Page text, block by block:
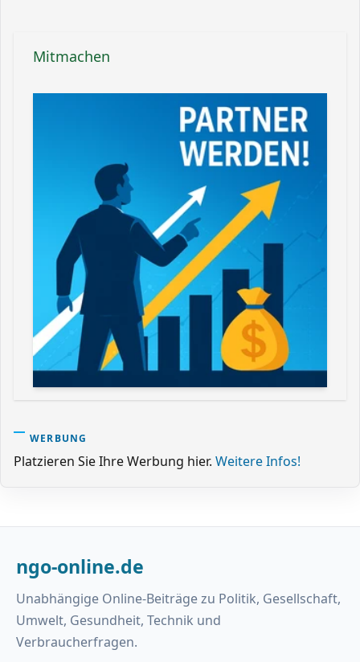
Mitmachen
WERBUNG
Platzieren Sie Ihre Werbung hier. Weitere Infos!
ngo-online.de
Unabhängige Online-Beiträge zu Politik, Gesellschaft,
Umwelt, Gesundheit, Technik und
Verbraucherfragen.